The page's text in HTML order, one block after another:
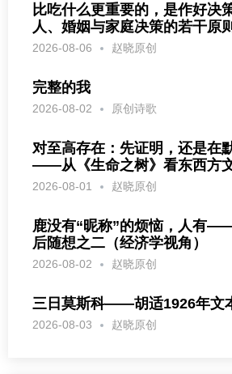
比吃什么更重要的，是作好
人、婚姻与家庭决策的若干原则
2026-08-06 赵晓原创
完整的我
2026-08-02 原创诗歌
对至高存在：先证明，还是在
——从《生命之树》看东西方
2026-08-01 赵晓原创
鹿没有“昵称”的烦恼，人有
后随想之二（经济学视角）
2026-08-02 赵晓原创
三日莫斯科——胡适1926年文
2026-08-03 赵晓原创